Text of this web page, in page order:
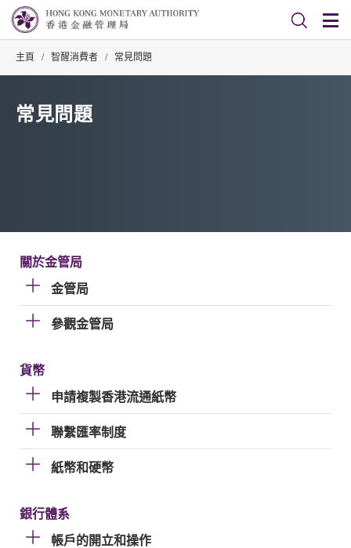
主頁 / 智醒消費者 / 常見問題
常見問題
關於金管局
金管局
參觀金管局
貨幣
申請複製香港流通紙幣
聯繫匯率制度
紙幣和硬幣
銀行體系
帳戶的開立和操作